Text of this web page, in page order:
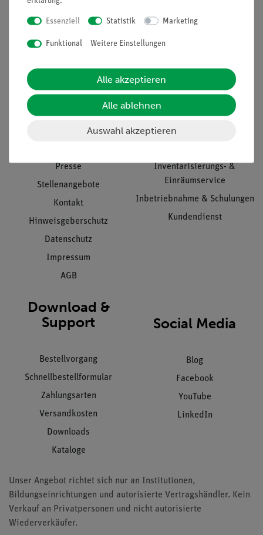
Nach oben
Informationen
Unternehmen
Presse
Stellenangebote
Kontakt
Hinweisgeberschutz
Datenschutz
Impressum
AGB
Service
Übersicht Service
Inventarisierungs- &
Einräumservice
Inbetriebnahme & Schulungen
Kundendienst
Download &
Support
Bestellvorgang
Schnellbestellformular
Zahlungsarten
Versandkosten
Downloads
Kataloge
Social Media
Blog
Facebook
YouTube
LinkedIn
Unser Angebot richtet sich nur an Institutionen,
Bildungseinrichtungen und autorisierte Vertragshändler. Kein
Verkauf an Privatpersonen und nicht autorisierte
Wiederverkäufer.
Essenziell Statistik Marketing
Funktional Weitere Einstellungen
Alle akzeptieren
Alle ablehnen
Auswahl akzeptieren